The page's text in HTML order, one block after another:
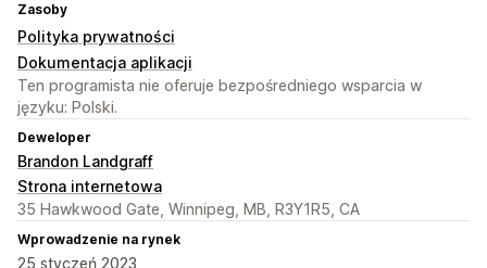
Zasoby
Polityka prywatności
Dokumentacja aplikacji
Ten programista nie oferuje bezpośredniego wsparcia w
języku: Polski.
Deweloper
Brandon Landgraff
Strona internetowa
35 Hawkwood Gate, Winnipeg, MB, R3Y1R5, CA
Wprowadzenie na rynek
25 styczeń 2023